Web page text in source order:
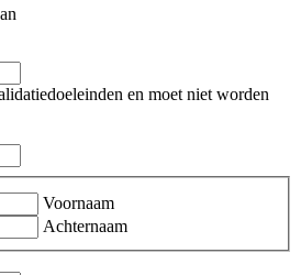
en moet niet worden
Voornaam
Achternaam